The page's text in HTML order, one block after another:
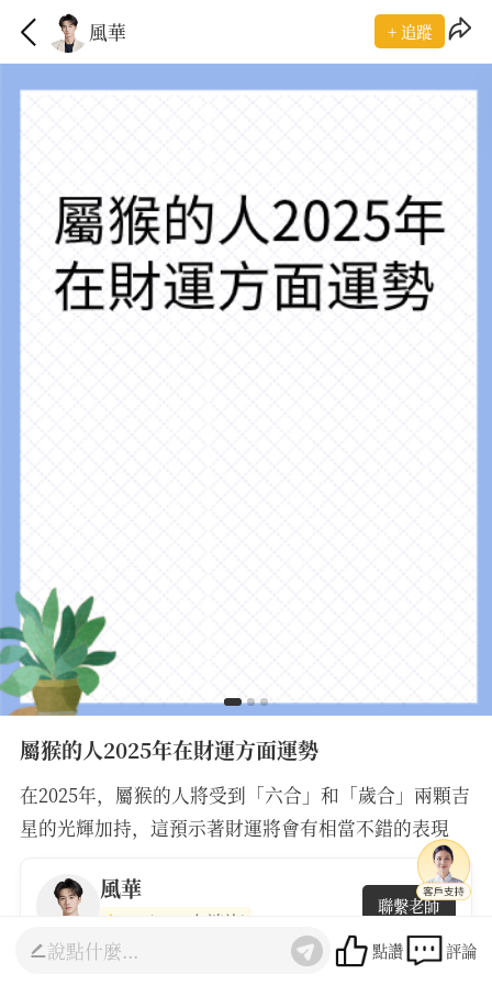
風華 + 追蹤
屬猴的人2025年在財運方面運勢
在2025年，屬猴的人將受到「六合」和「歲合」兩顆吉
星的光輝加持，這預示著財運將會有相當不錯的表現
風華
(4811人諮詢)
聯繫老師
點讚 評論